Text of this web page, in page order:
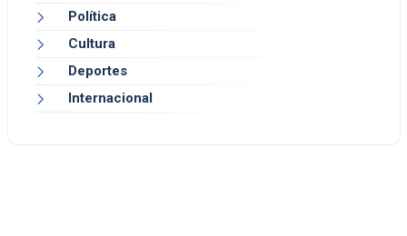
Política
Cultura
Deportes
Internacional